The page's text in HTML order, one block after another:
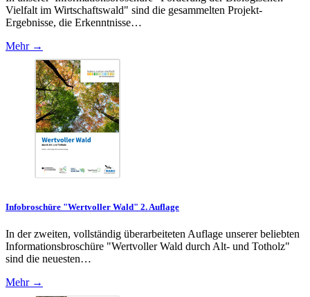
Vielfalt im Wirtschaftswald" sind die gesammelten Projekt-
Ergebnisse, die Erkenntnisse…
Mehr →
Infobroschüre "Wertvoller Wald" 2. Auflage
In der zweiten, vollständig überarbeiteten Auflage unserer beliebten
Informationsbroschüre "Wertvoller Wald durch Alt- und Totholz"
sind die neuesten…
Mehr →